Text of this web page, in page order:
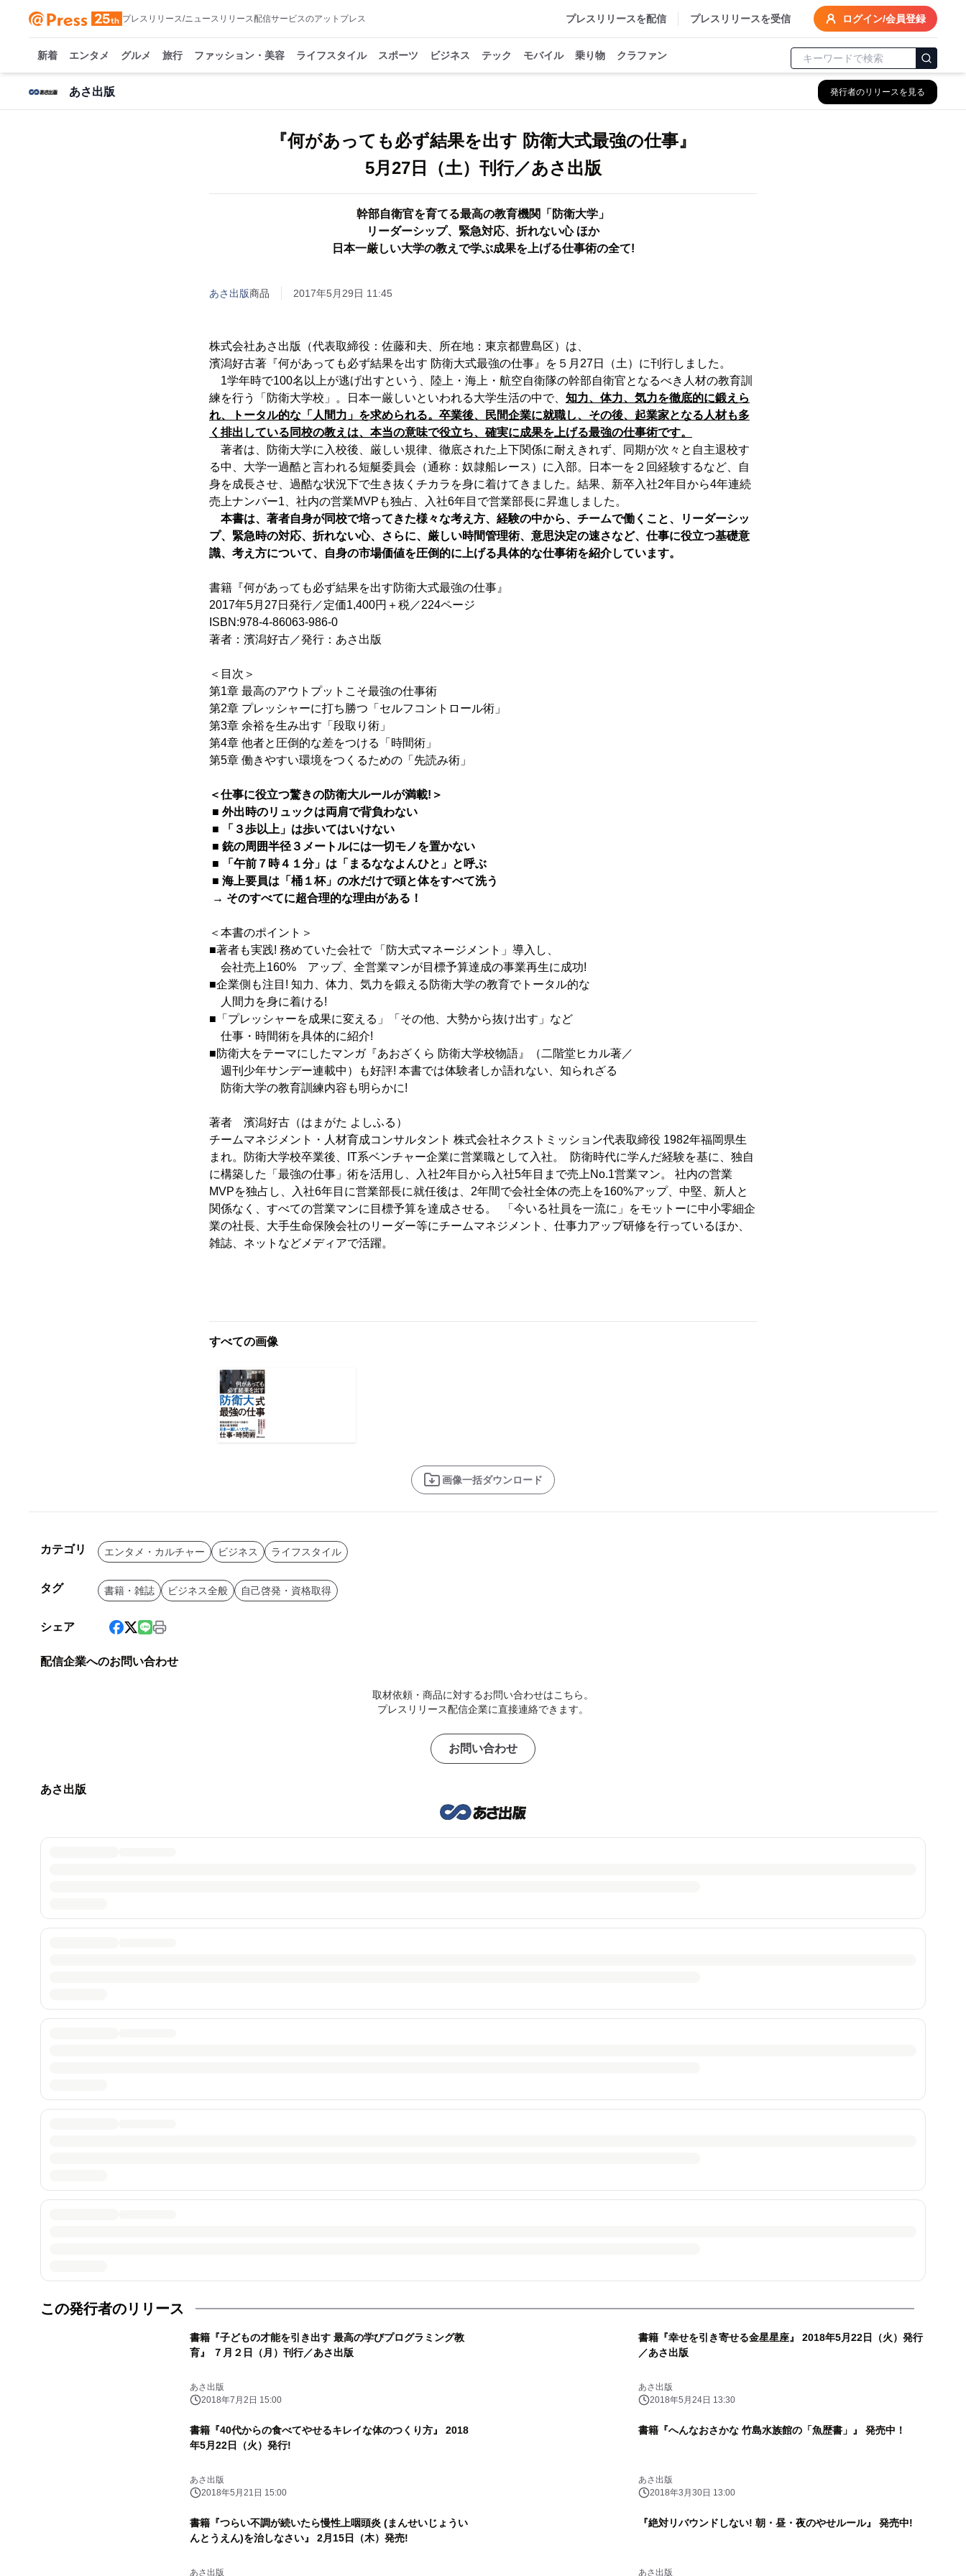
プレスリリース/ニュースリリース配信サービスのアットプレス プレスリリースを配信 プレスリリースを受信 ログイン/会員登録
新着 エンタメ グルメ 旅行 ファッション・美容 ライフスタイル スポーツ ビジネス テック モバイル 乗り物 クラファン
あさ出版 発行者のリリースを見る
『何があっても必ず結果を出す 防衛大式最強の仕事』
5月27日（土）刊行／あさ出版
幹部自衛官を育てる最高の教育機関「防衛大学」
リーダーシップ、緊急対応、折れない心 ほか
日本一厳しい大学の教えで学ぶ成果を上げる仕事術の全て!
あさ出版商品 2017年5月29日 11:45
株式会社あさ出版（代表取締役：佐藤和夫、所在地：東京都豊島区）は、
濱潟好古著『何があっても必ず結果を出す 防衛大式最強の仕事』を５月27日（土）に刊行しました。
1学年時で100名以上が逃げ出すという、陸上・海上・航空自衛隊の幹部自衛官となるべき人材の教育訓
練を行う「防衛大学校」。日本一厳しいといわれる大学生活の中で、 知力、体力、気力を徹底的に鍛えら
れ、トータル的な「人間力」を求められる。卒業後、民間企業に就職し、その後、起業家となる人材も多
く排出している同校の教えは、本当の意味で役立ち、確実に成果を上げる最強の仕事術です。
著者は、防衛大学に入校後、厳しい規律、徹底された上下関係に耐えきれず、同期が次々と自主退校す
る中、大学一過酷と言われる短艇委員会（通称：奴隷船レース）に入部。日本一を２回経験するなど、自
身を成長させ、過酷な状況下で生き抜くチカラを身に着けてきました。結果、新卒入社2年目から4年連続
売上ナンバー1、社内の営業MVPも独占、入社6年目で営業部長に昇進しました。
本書は、著者自身が同校で培ってきた様々な考え方、経験の中から、チームで働くこと、リーダーシッ
プ、緊急時の対応、折れない心、さらに、厳しい時間管理術、意思決定の速さなど、仕事に役立つ基礎意
識、考え方について、自身の市場価値を圧倒的に上げる具体的な仕事術を紹介しています。
書籍『何があっても必ず結果を出す防衛大式最強の仕事』
2017年5月27日発行／定価1,400円＋税／224ページ
ISBN:978-4-86063-986-0
著者：濱潟好古／発行：あさ出版
＜目次＞
第1章 最高のアウトプットこそ最強の仕事術
第2章 プレッシャーに打ち勝つ「セルフコントロール術」
第3章 余裕を生み出す「段取り術」
第4章 他者と圧倒的な差をつける「時間術」
第5章 働きやすい環境をつくるための「先読み術」
＜仕事に役立つ驚きの防衛大ルールが満載!＞
■ 外出時のリュックは両肩で背負わない
■ 「３歩以上」は歩いてはいけない
■ 銃の周囲半径３メートルには一切モノを置かない
■ 「午前７時４１分」は「まるななよんひと」と呼ぶ
■ 海上要員は「桶１杯」の水だけで頭と体をすべて洗う
→ そのすべてに超合理的な理由がある！
＜本書のポイント＞
■著者も実践! 務めていた会社で 「防大式マネージメント」導入し、
会社売上160% アップ、全営業マンが目標予算達成の事業再生に成功!
■企業側も注目! 知力、体力、気力を鍛える防衛大学の教育でトータル的な
人間力を身に着ける!
■「プレッシャーを成果に変える」「その他、大勢から抜け出す」など
仕事・時間術を具体的に紹介!
■防衛大をテーマにしたマンガ『あおざくら 防衛大学校物語』（二階堂ヒカル著／
週刊少年サンデー連載中）も好評! 本書では体験者しか語れない、知られざる
防衛大学の教育訓練内容も明らかに!
著者 濱潟好古（はまがた よしふる）
チームマネジメント・人材育成コンサルタント 株式会社ネクストミッション代表取締役 1982年福岡県生
まれ。防衛大学校卒業後、IT系ベンチャー企業に営業職として入社。 防衛時代に学んだ経験を基に、独自
に構築した「最強の仕事」術を活用し、入社2年目から入社5年目まで売上No.1営業マン。 社内の営業
MVPを独占し、入社6年目に営業部長に就任後は、2年間で会社全体の売上を160%アップ、中堅、新人と
関係なく、すべての営業マンに目標予算を達成させる。 「今いる社員を一流に」をモットーに中小零細企
業の社長、大手生命保険会社のリーダー等にチームマネジメント、仕事力アップ研修を行っているほか、
雑誌、ネットなどメディアで活躍。
すべての画像
画像一括ダウンロード
カテゴリ エンタメ・カルチャー ビジネス ライフスタイル
タグ 書籍・雑誌 ビジネス全般 自己啓発・資格取得
シェア
配信企業へのお問い合わせ
取材依頼・商品に対するお問い合わせはこちら。
プレスリリース配信企業に直接連絡できます。
お問い合わせ
あさ出版
この発行者のリリース
書籍『子どもの才能を引き出す 最高の学びプログラミング教
育』 ７月２日（月）刊行／あさ出版
あさ出版
2018年7月2日 15:00
書籍『幸せを引き寄せる金星星座』 2018年5月22日（火）発行
／あさ出版
あさ出版
2018年5月24日 13:30
書籍『40代からの食べてやせるキレイな体のつくり方』 2018
年5月22日（火）発行!
あさ出版
2018年5月21日 15:00
書籍『へんなおさかな 竹島水族館の「魚歴書」』 発売中！
あさ出版
2018年3月30日 13:00
書籍『つらい不調が続いたら慢性上咽頭炎 (まんせいじょうい
んとうえん)を治しなさい』 2月15日（木）発売!
あさ出版
『絶対リバウンドしない! 朝・昼・夜のやせルール』 発売中!
あさ出版